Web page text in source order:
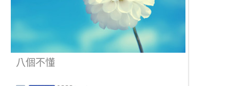
八個不懂